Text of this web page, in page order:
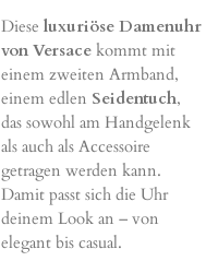
Diese luxuriöse Damenuhr
von Versace kommt mit
einem zweiten Armband,
einem edlen Seidentuch,
das sowohl am Handgelenk
als auch als Accessoire
getragen werden kann.
Damit passt sich die Uhr
deinem Look an – von
elegant bis casual.